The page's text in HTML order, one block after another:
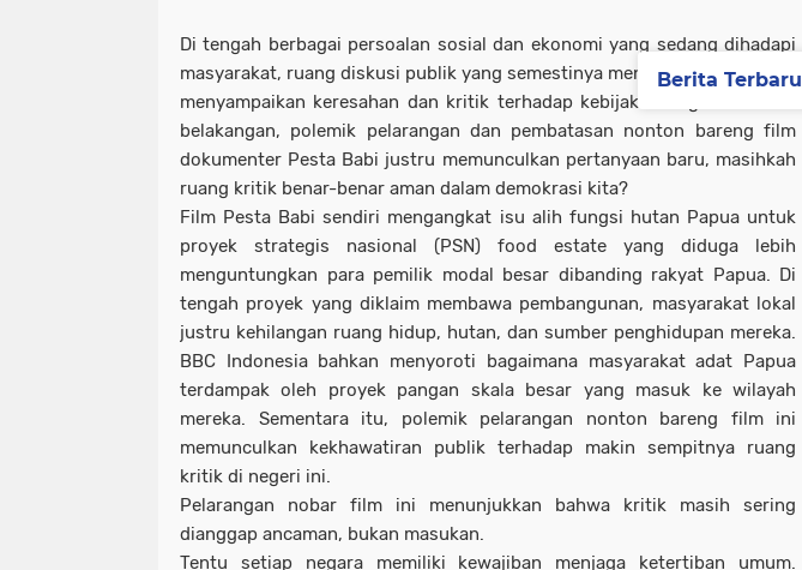
Di tengah berbagai persoalan sosial dan ekonomi yang sedang dihadapi
masyarakat, ruang diskusi publik yang semestinya menjadi tempat rakyat
menyampaikan keresahan dan kritik terhadap kebijakan negara. Namun
belakangan, polemik pelarangan dan pembatasan nonton bareng film
dokumenter Pesta Babi justru memunculkan pertanyaan baru, masihkah
ruang kritik benar-benar aman dalam demokrasi kita?
Film Pesta Babi sendiri mengangkat isu alih fungsi hutan Papua untuk
proyek strategis nasional (PSN) food estate yang diduga lebih
menguntungkan para pemilik modal besar dibanding rakyat Papua. Di
tengah proyek yang diklaim membawa pembangunan, masyarakat lokal
justru kehilangan ruang hidup, hutan, dan sumber penghidupan mereka.
BBC Indonesia bahkan menyoroti bagaimana masyarakat adat Papua
terdampak oleh proyek pangan skala besar yang masuk ke wilayah
mereka. Sementara itu, polemik pelarangan nonton bareng film ini
memunculkan kekhawatiran publik terhadap makin sempitnya ruang
kritik di negeri ini.
Pelarangan nobar film ini menunjukkan bahwa kritik masih sering
dianggap ancaman, bukan masukan.
Tentu setiap negara memiliki kewajiban menjaga ketertiban umum.
Berita Terbaru